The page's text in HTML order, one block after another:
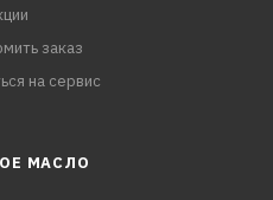
заказ
на сервис
МАСЛО